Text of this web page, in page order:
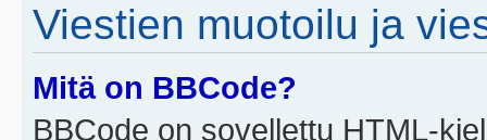
Viestien muotoilu ja
Mitä on BBCode?
BBCode on sovellettu HTML-